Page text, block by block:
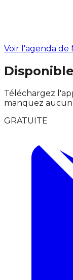
Voir l'agenda de
Téléchargez
manquez
GRATUITE